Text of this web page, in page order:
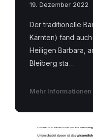
19. Dezember 2022
Der traditionelle
Kärnten) fand
Heiligen Barbara,
Bleiberg sta…
Mehr Informationen